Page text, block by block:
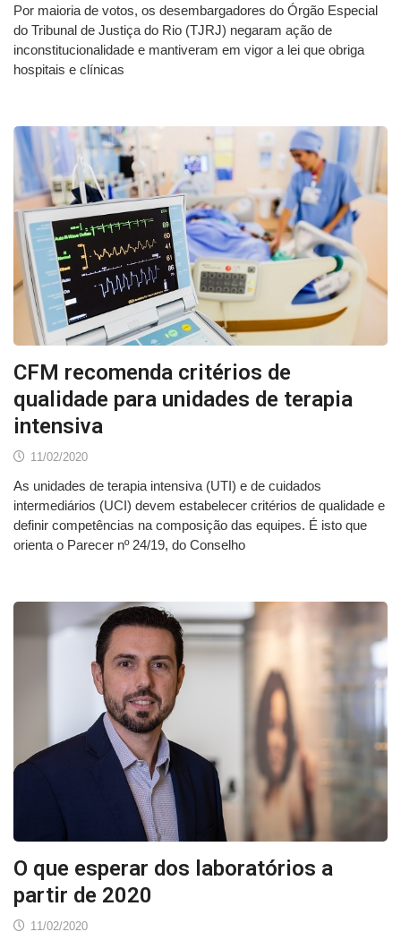
Por maioria de votos, os desembargadores do Órgão Especial
do Tribunal de Justiça do Rio (TJRJ) negaram ação de
inconstitucionalidade e mantiveram em vigor a lei que obriga
hospitais e clínicas
CFM recomenda critérios de
qualidade para unidades de terapia
intensiva
11/02/2020
As unidades de terapia intensiva (UTI) e de cuidados
intermediários (UCI) devem estabelecer critérios de qualidade e
definir competências na composição das equipes. É isto que
orienta o Parecer nº 24/19, do Conselho
O que esperar dos laboratórios a
partir de 2020
11/02/2020